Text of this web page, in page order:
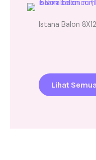
Istana Balon 8X12
Lihat